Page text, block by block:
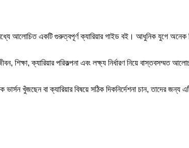
মধ্যে আলোচিত একটি গুরুত্বপূর্ণ ক্যারিয়ার গাইড বই। আধুনিক যুগে অনেক
শিক্ষা, ক্যারিয়ার পরিকল্পনা এবং লক্ষ্য নির্ধারণ নিয়ে বাস্তবসম্মত
খুঁজছেন বা ক্যারিয়ার বিষয়ে সঠিক দিকনির্দেশনা চান, তাদের জন্য